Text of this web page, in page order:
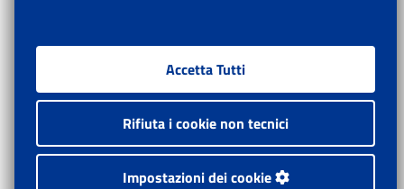
Accetta Tutti
Rifiuta i cookie non tecnici
Impostazioni dei cookie